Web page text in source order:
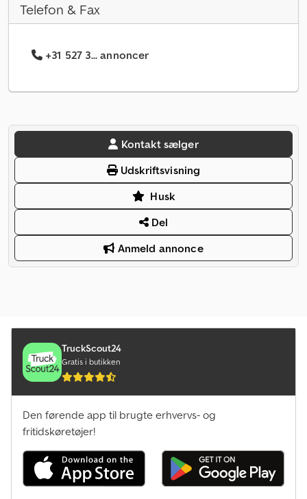
Telefon & Fax
+31 527 3... annoncer
Kontakt sælger
Udskriftsvisning
Husk
Del
Anmeld annonce
TruckScout24
Gratis i butikken
Den førende app til brugte erhvervs- og
fritidskøretøjer!